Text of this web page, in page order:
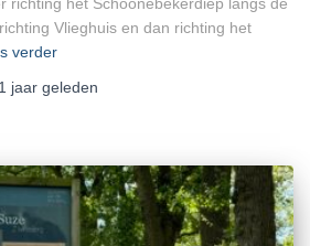
Vlieghuis en dan richting het
verder
1 jaar geleden